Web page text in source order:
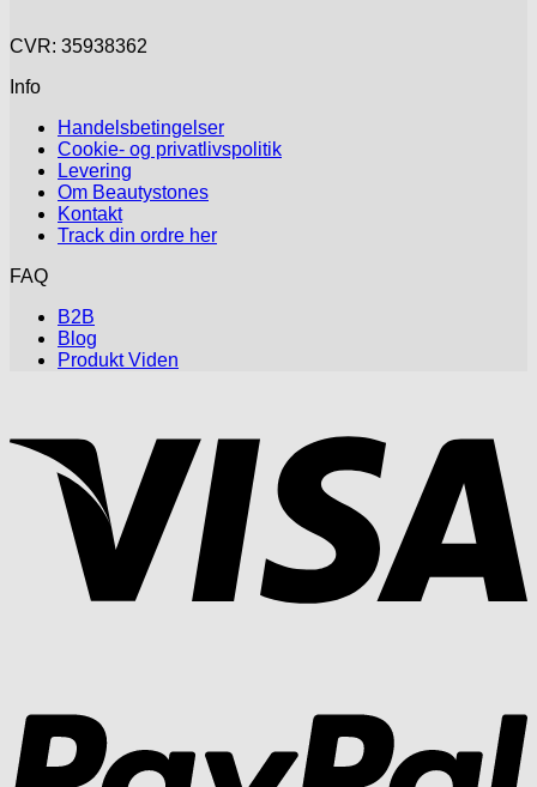
50.00kr..
CVR: 35938362
Info
Handelsbetingelser
Cookie- og privatlivspolitik
Levering
Om Beautystones
Kontakt
Track din ordre her
FAQ
B2B
Blog
Produkt Viden